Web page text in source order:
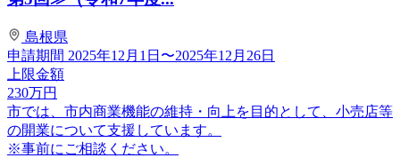
島根県
申請期間 2025年12月1日〜2025年12月26日
上限金額
230万円
市では、市内商業機能の維持・向上を目的として、小売店等
の開業について支援しています。
※事前にご相談ください。